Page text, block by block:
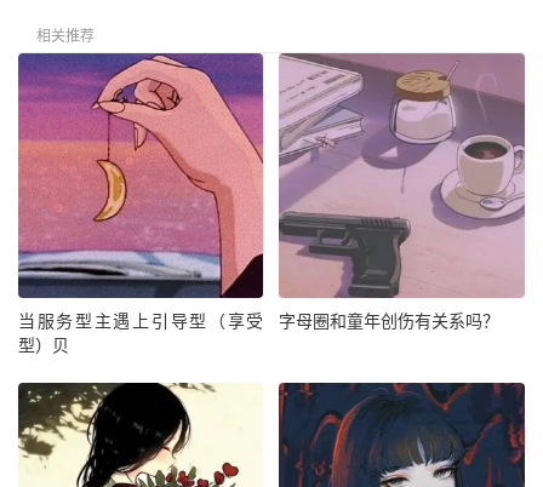
相关推荐
当服务型主遇上引导型（享受
型）贝
字母圈和童年创伤有关系吗？